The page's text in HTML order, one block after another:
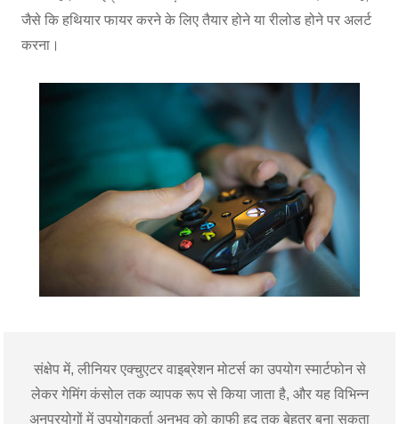
जैसे कि हथियार फायर करने के लिए तैयार होने या रीलोड होने पर अलर्ट
करना।
संक्षेप में, लीनियर एक्चुएटर वाइब्रेशन मोटर्स का उपयोग स्मार्टफोन से
लेकर गेमिंग कंसोल तक व्यापक रूप से किया जाता है, और यह विभिन्न
अनुप्रयोगों में उपयोगकर्ता अनुभव को काफी हद तक बेहतर बना सकता